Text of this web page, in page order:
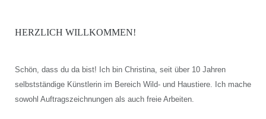
HERZLICH WILLKOMMEN!
Schön, dass du da bist! Ich bin Christina, seit über 10 Jahren
selbstständige Künstlerin im Bereich Wild- und Haustiere. Ich mache
sowohl Auftragszeichnungen als auch freie Arbeiten.